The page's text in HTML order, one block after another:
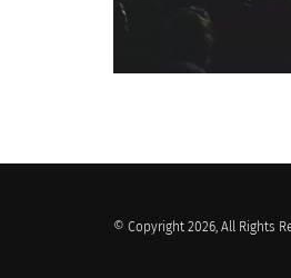
© Copyright 2026, All Rights